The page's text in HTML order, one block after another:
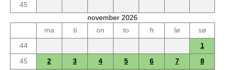
45
november 2026
ma
ti on to fr lø
sø
44
1
45
2 3 4 5 6 7
8